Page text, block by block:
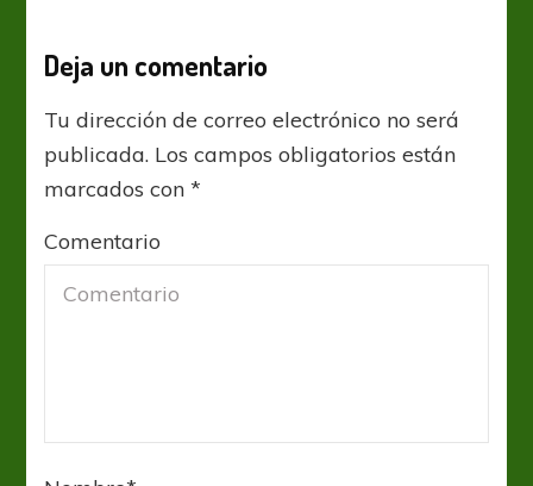
Deja un comentario
Tu dirección de correo electrónico no será
publicada. Los campos obligatorios están
marcados con*
Comentario